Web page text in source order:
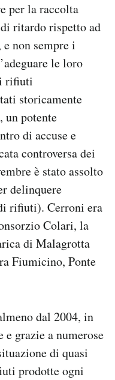
per la raccolta
ritardo rispetto ad
non sempre i
le loro
rifiuti
storicamente
potente
di accuse e
controversa dei
è stato assolto
delinquere
rifiuti). Cerroni era
Colari, la
di Malagrotta
Fiumicino, Ponte
dal 2004, in
e grazie a numerose
di quasi
prodotte ogni